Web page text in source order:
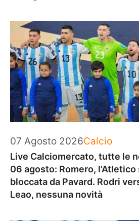
07 Agosto 2026Categorie
Calcio
Live Calciomercato, tutte le
06 agosto: Romero,
bloccata da Pavard. Rodri
Leao, nessuna novità